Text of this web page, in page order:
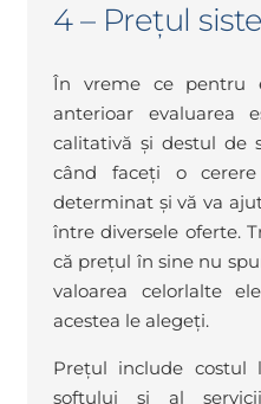
4 – Prețul
În vreme ce pentru
anterioar evaluarea
calitativă și destul de
când faceți o
determinat și vă va
între diversele oferte.
că prețul în sine nu
valoarea celorlalte
acestea le alegeți.
Prețul include costul
softului și al